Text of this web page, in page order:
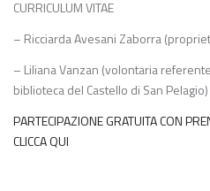
CURRICULUM VITAE
– Ricciarda Avesani Zaborra
– Liliana Vanzan (volontaria
biblioteca del Castello di San Pelagio)
PARTECIPAZIONE GRATUITA CON
CLICCA QUI